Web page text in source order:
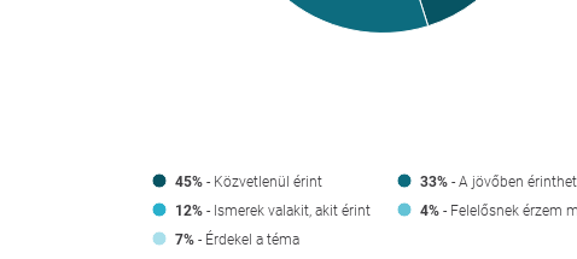
45% - Közvetlenül érint 33% - A jövőben érinthet
12% - Ismerek valakit, akit érint 4% - Felelősnek érzem
7% - Érdekel a téma